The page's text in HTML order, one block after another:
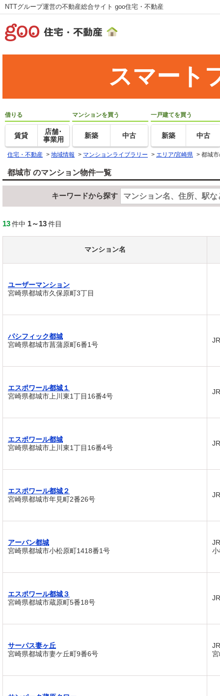
NTTグループ運営の不動産総合サイト goo住宅・不動産
スマート
借りる
賃貸
店舗･
事業用
マンションを買う
新築 中古
一戸建てを買う
新築 中古
住宅・不動産 > 地域情報 > マンションライブラリー > エリア/宮崎県 > 都城
都城市 のマンション物件一覧
キーワードから探す
13件中 1～13件目
マンション名
ユーザーマンション
宮崎県都城市久保原町3丁目
パシフィック都城
宮崎県都城市菖蒲原町6番1号
エスポワール都城１
宮崎県都城市上川東1丁目16番4号
エスポワール都城
宮崎県都城市上川東1丁目16番4号
エスポワール都城２
宮崎県都城市年見町2番26号
アーバン都城
宮崎県都城市小松原町1418番1号
エスポワール都城３
宮崎県都城市蔵原町5番18号
サーパス妻ヶ丘
宮崎県都城市妻ケ丘町9番6号